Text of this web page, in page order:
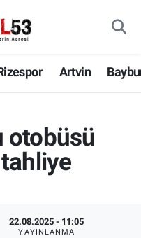
Artvin
otobüsü
22.08.2025 - 11:05
YAYINLANMA